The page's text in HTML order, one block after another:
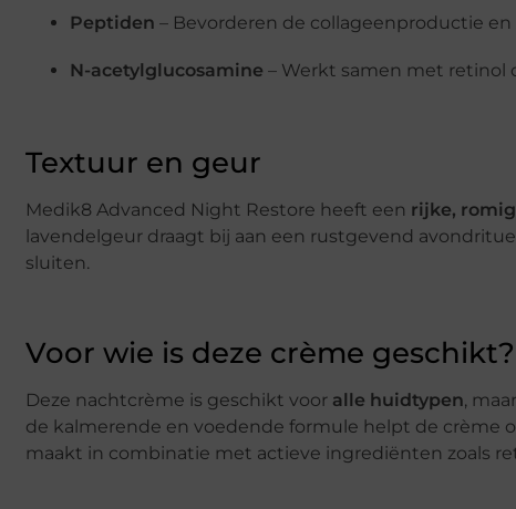
Peptiden – Bevorderen de collageenproductie
N-acetylglucosamine – Werkt samen met retinol
Textuur en geur
Medik8 Advanced Night Restore heeft een rijke,
lavendelgeur draagt bij aan een rustgevend
sluiten.
Voor wie is deze crème geschikt?
Deze nachtcrème is geschikt voor alle huidtypen,
de kalmerende en voedende formule helpt de crème
maakt in combinatie met actieve ingrediënten zoals